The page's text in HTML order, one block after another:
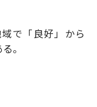
で「良好」から
。